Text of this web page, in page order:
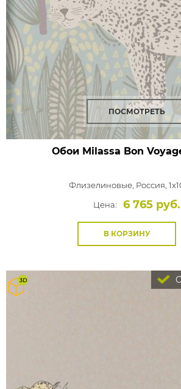
ПОСМОТРЕТЬ
Обои Milassa Bon
Флизелиновые, Россия,
Цена:
6 765 руб.
В КОРЗИНУ